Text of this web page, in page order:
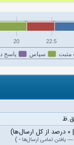
مثبت سپاس پاسخ
20 22.5
— یافتن تمامی ارسال‌ها -
)